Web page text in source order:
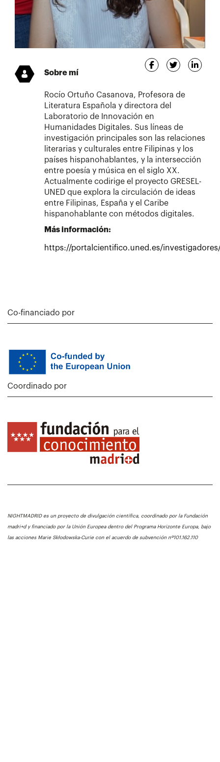
Sobre mí
Rocío Ortuño Casanova, Profesora de
Literatura Española y directora del
Laboratorio de Innovación en
Humanidades Digitales. Sus líneas de
investigación principales son las relaciones
literarias y culturales entre Filipinas y los
países hispanohablantes, y la intersección
entre poesía y música en el siglo XX.
Actualmente codirige el proyecto GRESEL-
UNED que explora la circulación de ideas
entre Filipinas, España y el Caribe
hispanohablante con métodos digitales.
Más información:
https://portalcientifico.uned.es/
Co-financiado por
Coordinado por
NIGHTMADRID es un proyecto de divulgación científica, coordinado por la Fundación
madri+d y financiado por la Unión Europea dentro del Programa Horizonte Europa, bajo
las acciones Marie Skłodowska-Curie con el acuerdo de subvención nº101.162.110